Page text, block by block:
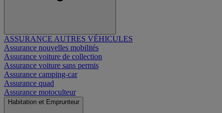
ASSURANCE AUTRES VÉHICULES
Assurance nouvelles mobilités
Assurance voiture de collection
Assurance voiture sans permis
Assurance camping-car
Assurance quad
Assurance motoculteur
Habitation et Emprunteur